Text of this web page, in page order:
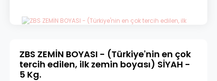
ZBS ZEMİN BOYASI - (Türkiye'nin en çok
tercih edilen, ilk zemin boyası) SİYAH -
5 Kg.